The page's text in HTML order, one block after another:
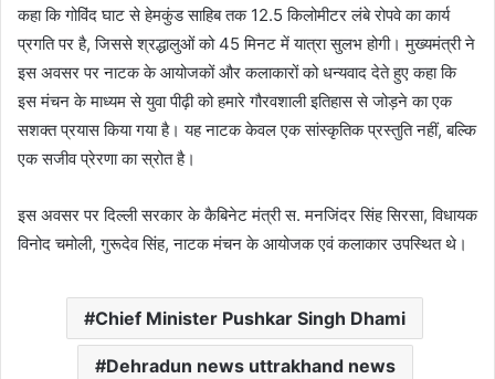
कहा कि गोविंद घाट से हेमकुंड साहिब तक 12.5 किलोमीटर लंबे रोपवे का कार्य
प्रगति पर है, जिससे श्रद्धालुओं को 45 मिनट में यात्रा सुलभ होगी। मुख्यमंत्री ने
इस अवसर पर नाटक के आयोजकों और कलाकारों को धन्यवाद देते हुए कहा कि
इस मंचन के माध्यम से युवा पीढ़ी को हमारे गौरवशाली इतिहास से जोड़ने का एक
सशक्त प्रयास किया गया है। यह नाटक केवल एक सांस्कृतिक प्रस्तुति नहीं, बल्कि
एक सजीव प्रेरणा का स्रोत है।
इस अवसर पर दिल्ली सरकार के कैबिनेट मंत्री स. मनजिंदर सिंह सिरसा, विधायक
विनोद चमोली, गुरूदेव सिंह, नाटक मंचन के आयोजक एवं कलाकार उपस्थित थे।
Chief Minister Pushkar Singh Dhami
Dehradun news uttrakhand news